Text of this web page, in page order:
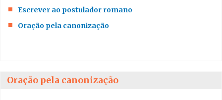
O Padre
Caffarel e o seu
pensamento
O matrimónio,
sacramento da
Escrever ao postulador romano
Oração pela canonização
Oração pela canonização